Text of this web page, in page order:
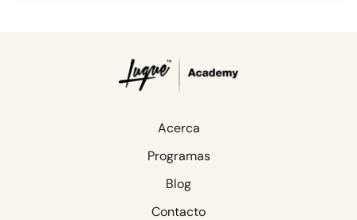
Acerca
Programas
Blog
Contacto